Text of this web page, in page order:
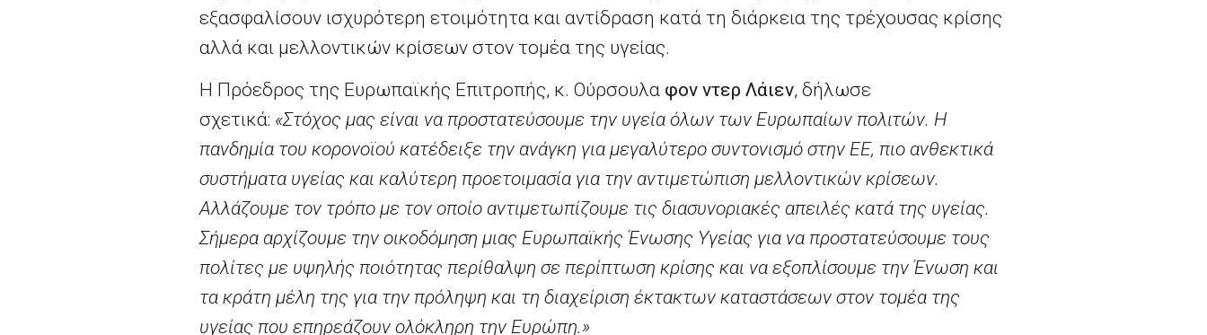
εξασφαλίσουν ισχυρότερη ετοιμότητα και αντίδραση κατά τη διάρκεια της τρέχουσας κρίσης
αλλά και μελλοντικών κρίσεων στον τομέα της υγείας.
Η Πρόεδρος της Ευρωπαϊκής Επιτροπής, κ. Ούρσουλα φον ντερ Λάιεν, δήλωσε
σχετικά: «Στόχος μας είναι να προστατεύσουμε την υγεία όλων των Ευρωπαίων πολιτών. Η
πανδημία του κορονοϊού κατέδειξε την ανάγκη για μεγαλύτερο συντονισμό στην ΕΕ, πιο ανθεκτικά
συστήματα υγείας και καλύτερη προετοιμασία για την αντιμετώπιση μελλοντικών κρίσεων.
Αλλάζουμε τον τρόπο με τον οποίο αντιμετωπίζουμε τις διασυνοριακές απειλές κατά της υγείας.
Σήμερα αρχίζουμε την οικοδόμηση μιας Ευρωπαϊκής Ένωσης Υγείας για να προστατεύσουμε τους
πολίτες με υψηλής ποιότητας περίθαλψη σε περίπτωση κρίσης και να εξοπλίσουμε την Ένωση και
τα κράτη μέλη της για την πρόληψη και τη διαχείριση έκτακτων καταστάσεων στον τομέα της
υγείας που επηρεάζουν ολόκληρη την Ευρώπη.»